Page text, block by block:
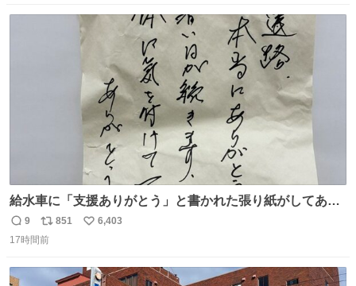
数
給水車に「支援ありがとう」と書かれた張り紙がしてあっ
たのだ。現地で活動する職員の疲れも少し吹き飛んだの
だ。温かいお気持ち、本当にありがとうございますなのだ
を続けていくのだ💪＃米子市上下水道局 ＃給水支援
返
信
9
リ
ポ
851
い
数
6,403
17時間前